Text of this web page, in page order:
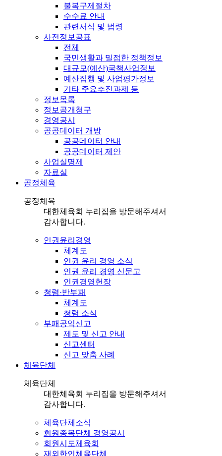
불복구제절차
수수료 안내
관련서식 및 법령
사전정보공표
전체
국민생활과 밀접한 정책정보
대규모(예산)국책사업정보
예산집행 및 사업평가정보
기타 주요추진과제 등
정보목록
정보공개청구
경영공시
공공데이터 개방
공공데이터 안내
공공데이터 제안
사업실명제
자료실
공정체육
공정체육
대한체육회 누리집을 방문해주셔서
감사합니다.
인권윤리경영
체계도
인권 윤리 경영 소식
인권 윤리 경영 신문고
인권경영헌장
청렴·반부패
체계도
청렴 소식
부패공익신고
제도 및 신고 안내
신고센터
신고 맞춤 사례
체육단체
체육단체
대한체육회 누리집을 방문해주셔서
감사합니다.
체육단체소식
회원종목단체 경영공시
회원시도체육회
재외한인체육단체